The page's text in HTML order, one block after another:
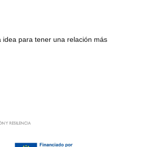
para tener una relación más